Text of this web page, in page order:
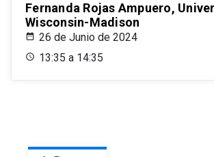
Fernanda Rojas Ampuero,
Wisconsin-Madison
26 de Junio de 2024
13:35 a 14:35